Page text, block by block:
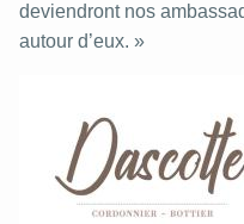
deviendront nos
autour d’eux. »